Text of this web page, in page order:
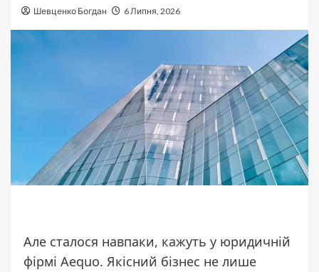
Шевценко Богдан 6 Липня, 2026
Але сталося навпаки, кажуть у юридичній
фірмі Aequo. Якісний бізнес не лише